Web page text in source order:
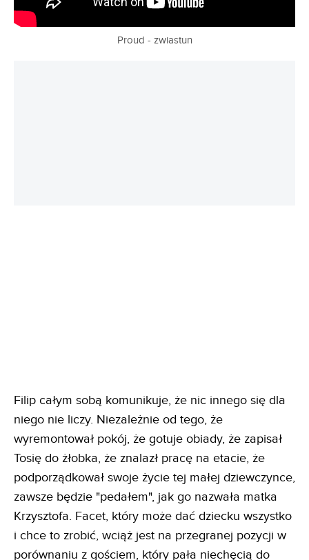
Filip całym sobą komunikuje, że nic innego się dla
niego nie liczy. Niezależnie od tego, że
wyremontował pokój, że gotuje obiady, że zapisał
Tosię do żłobka, że znalazł pracę na etacie, że
podporządkował swoje życie tej małej dziewczynce,
zawsze będzie "pedałem", jak go nazwała matka